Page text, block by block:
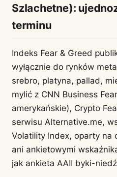
Szlachetne):
terminu
Indeks Fear & Greed
wyłącznie do rynków
srebro, platyna, pallad,
mylić z CNN Business
amerykańskie), Crypto
serwisu Alternative.me,
Volatility Index, oparty na
ani ankietowymi
jak ankieta AAII byki-